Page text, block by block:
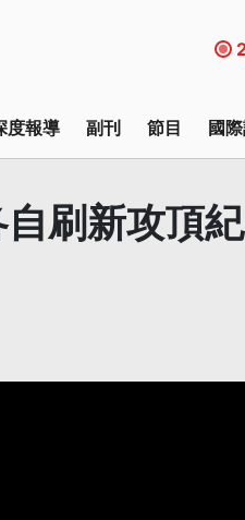
度報導 副刊 節目 國
刷新攻頂紀